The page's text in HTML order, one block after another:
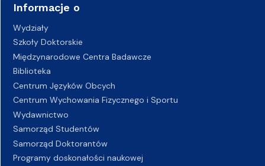
Informacje o
Wydziały
Szkoły Doktorskie
Międzynarodowe Centra Badawcze
Biblioteka
Centrum Języków Obcych
Centrum Wychowania Fizycznego i Sportu
Wydawnictwo
Samorząd Studentów
Samorząd Doktorantów
Programy doskonałości naukowej